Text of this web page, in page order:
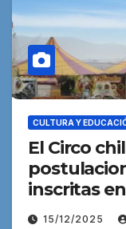
CULTURA Y
El Circo
inscritas
UNESCO
15/12/2025